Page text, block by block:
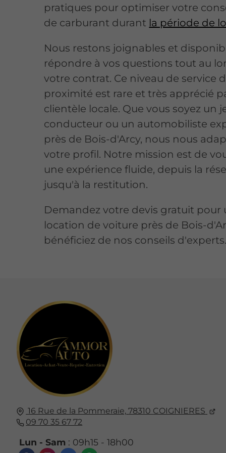
pratiques pour optimiser votre
de carburant durant la période de
Nous restons joignables et
répondre à vos questions tout au
votre contrat. Ce niveau de service
proximité est rare et très apprécié
clientèle locale. Que vous soyez un
conducteur ou un automobiliste
près de Bois-d'Arcy, nous nous
votre profil. Notre mission est de
une expérience fluide, depuis la
jusqu'à la restitution.
Demandez votre devis gratuit pour
location de voiture près de Bois-
bénéficiez de nos conseils d'experts.
16 Rue de la Pommeraie, 78310 COIGNIERES
09 70 35 67 72
Lun - Sam : 09h15 - 18h00